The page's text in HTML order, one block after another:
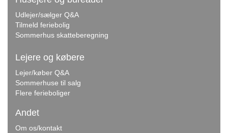
Udlejer/sælger Q&A
Tilmeld feriebolig
Sommerhus skatteberegning
Lejere og købere
Lejer/køber Q&A
Sommerhuse til salg
Flere ferieboliger
Andet
Om os/kontakt